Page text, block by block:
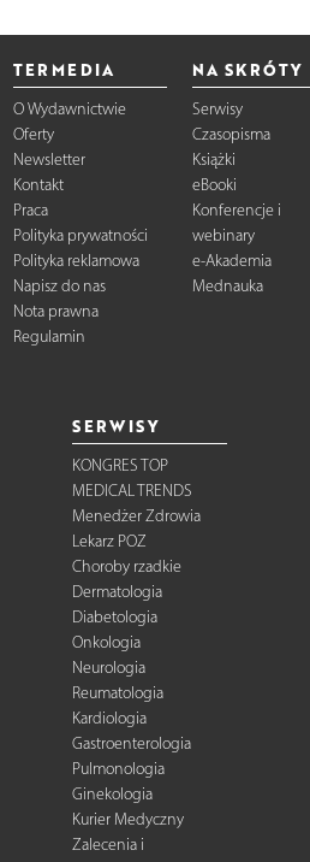
TERMEDIA
O Wydawnictwie
Oferty
Newsletter
Kontakt
Praca
Polityka prywatności
Polityka reklamowa
Napisz do nas
Nota prawna
Regulamin
NA SKRÓTY
Serwisy
Czasopisma
Książki
eBooki
Konferencje i
webinary
e-Akademia
Mednauka
SERWISY
KONGRES TOP
MEDICAL TRENDS
Menedżer Zdrowia
Lekarz POZ
Choroby rzadkie
Dermatologia
Diabetologia
Onkologia
Neurologia
Reumatologia
Kardiologia
Gastroenterologia
Pulmonologia
Ginekologia
Kurier Medyczny
Zalecenia i